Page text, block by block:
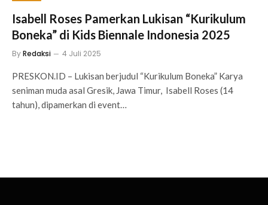
Isabell Roses Pamerkan Lukisan “Kurikulum
Boneka” di Kids Biennale Indonesia 2025
ByRedaksi 4 Juli 2025
PRESKON.ID – Lukisan berjudul “Kurikulum Boneka” Karya
seniman muda asal Gresik, Jawa Timur, Isabell Roses (14
tahun), dipamerkan di event…